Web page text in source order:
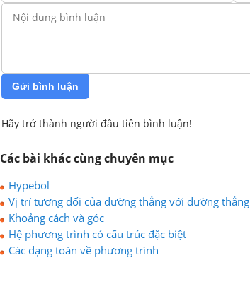
Gửi bình luận
Hãy trở thành người đầu tiên bình luận!
Các bài khác cùng chuyên mục
Hypebol
Vị trí tương đối của đường thẳng với đường thẳng
Khoảng cách và góc
Hệ phương trình có cấu trúc đặc biệt
Các dạng toán về phương trình